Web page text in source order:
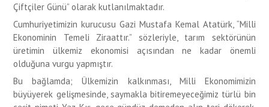
Çiftçiler Günü” olarak kutlanılmaktadır.
Cumhuriyetimizin kurucusu Gazi Mustafa Kemal Atatürk, “Milli
Ekonominin Temeli Ziraattır.” sözleriyle, tarım sektörünün
üretimin ülkemiz ekonomisi açısından ne kadar önemli
olduğuna vurgu yapmıştır.
Bu bağlamda; Ülkemizin kalkınması, Milli Ekonomimizin
büyüyerek gelişmesinde, saymakla bitiremeyeceğimiz türlü bin